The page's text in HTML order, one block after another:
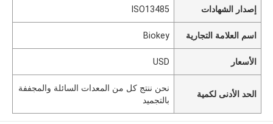
إصدار الشهادات ISO13485
اسم العلامة التجارية Biokey
الأسعار USD
الحد الأدنى لكمية
نحن ننتج كل من المعدات السائلة والمجففة
بالتجميد